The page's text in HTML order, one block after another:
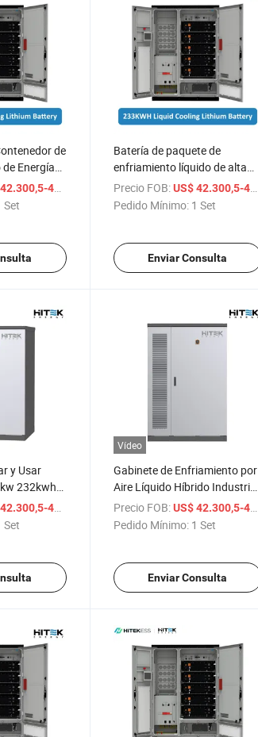
de
Energía
Fuerza
al Aire
49.991,5
/ Set
Set
Batería de paquete de
enfriamiento líquido de alta
tensión Hitek 537.6V 614V
280ah 150kwh 200kwh
iones de litio
Precio FOB: US$ 42.300,5-49.991,5
Pedido Mínimo: 1 Set
Enviar Consulta
y Usar
232kwh
de
Líquidos
Energía
49.991,5
/ Set
Set
Vídeo
Gabinete de Enfriamiento por
Aire Líquido Híbrido Industrial
233kwh LiFePO4 Gabinete de
Almacenamiento de Energía
Exterior IP65
Precio FOB: US$ 42.300,5-49.991,5
Pedido Mínimo: 1 Set
Enviar Consulta